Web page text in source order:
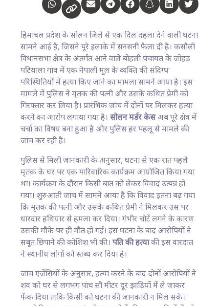
हिमाचल प्रदेश के सोलन जिले से एक दिल दहला देने वाली घटना
सामने आई है, जिसने पूरे इलाके में सनसनी फैला दी है। कसौली
विधानसभा क्षेत्र के अंतर्गत आने वाले बोहली पंचायत के जोहड़
पटियाला गांव में एक नेपाली मूल के व्यक्ति की संदिग्ध
परिस्थितियों में हत्या किए जाने का मामला सामने आया है। इस
मामले में पुलिस ने मृतक की पत्नी और उसके कथित प्रेमी को
गिरफ्तार कर लिया है। प्रारंभिक जांच में दोनों पर मिलकर हत्या
करने का आरोप लगाया गया है। सोलन मर्डर केसअब पूरे क्षेत्र में
चर्चा का विषय बना हुआ है और पुलिस हर पहलू से मामले की
जांच कर रही है।
पुलिस से मिली जानकारी के अनुसार, घटना से एक रात पहले
मृतक के घर पर एक पारिवारिक कार्यक्रम आयोजित किया गया
था। कार्यक्रम के दौरान किसी बात को लेकर विवाद उत्पन्न हो
गया। शुरुआती जांच में सामने आया है कि विवाद इतना बढ़ गया
कि मृतक की पत्नी और उसके कथित प्रेमी ने मिलकर उस पर
धारदार हथियार से हमला कर दिया। गंभीर चोटें लगने के कारण
उसकी मौके पर ही मौत हो गई। इस घटना के बाद आरोपियों ने
सबूत छिपाने की कोशिश भी की। पति की हत्याकी इस वारदात
ने स्थानीय लोगों को स्तब्ध कर दिया है।
जांच एजेंसियों के अनुसार, हत्या करने के बाद दोनों आरोपियों ने
शव को घर से लगभग पांच सौ मीटर दूर झाड़ियों में ले जाकर
फेंक दिया ताकि किसी को घटना की जानकारी न मिल सके।